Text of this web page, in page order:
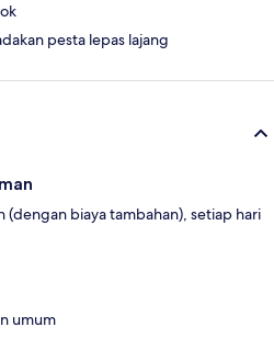
pesta lepas lajang
(dengan biaya tambahan), setiap hari
umum